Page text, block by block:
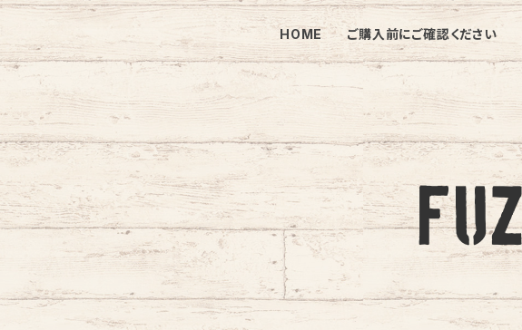
HOME ご購入前にご確認ください